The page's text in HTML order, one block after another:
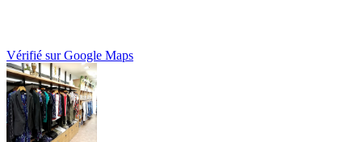
Vérifié sur Google Maps